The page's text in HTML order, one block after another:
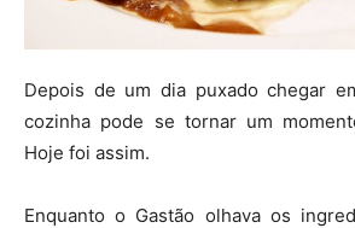
Depois de um dia puxado chegar
cozinha pode se tornar um
Hoje foi assim.
Enquanto o Gastão olhava os